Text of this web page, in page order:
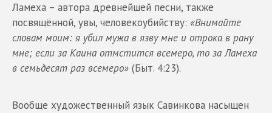
Ламеха – автора древнейшей песни, также
посвящённой, увы, человекоубийству: «Внимайте
словам моим: я убил мужа в язву мне и отрока в рану
мне; если за Каина отмстится всемеро, то за Ламеха
в семьдесят раз всемеро» (Быт. 4:23).
Вообще художественный язык Савинкова насыщен